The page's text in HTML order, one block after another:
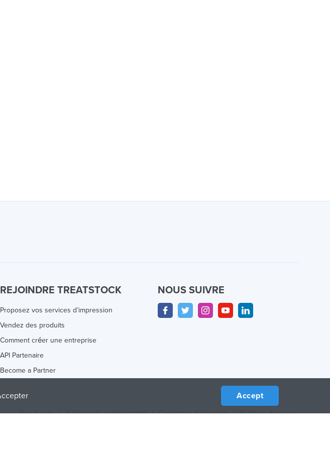
REJOINDRE TREATSTOCK
Proposez vos services d’impression
Vendez des produits
Comment créer une entreprise
API Partenaire
Become a Partner
NOUS SUIVRE
Plan de site / Politique de confidentialité / Conditions d'utilisation / Politique de retour
Accept